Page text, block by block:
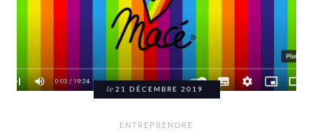
le 21 DÉCEMBRE 2019
ENTREPRENDRE